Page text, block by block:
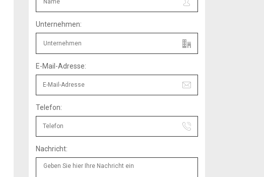
Unternehmen:
E-Mail-Adresse:
Telefon:
Nachricht: